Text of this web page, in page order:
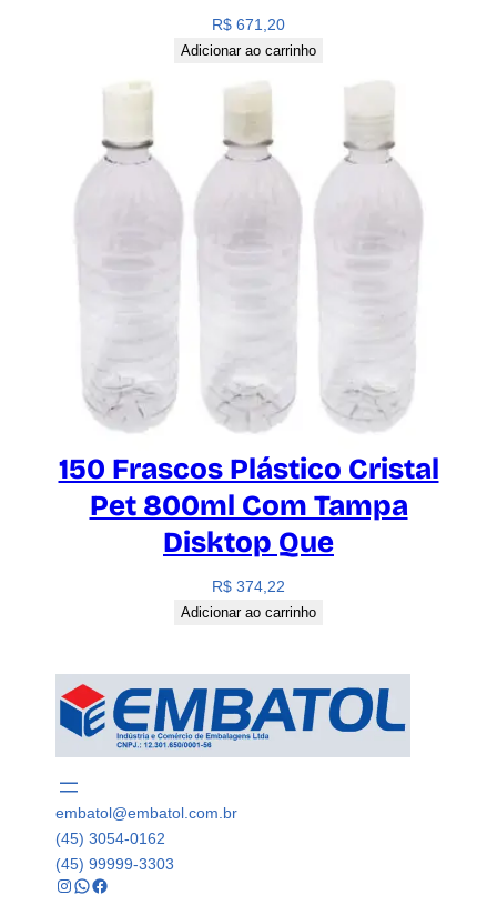
R$ 671,20
Adicionar ao carrinho
150 Frascos Plástico Cristal
Pet 800ml Com Tampa
Disktop Que
R$ 374,22
Adicionar ao carrinho
embatol@embatol.com.br
(45) 3054-0162
(45) 99999-3303
Instagram WhatsApp Facebook